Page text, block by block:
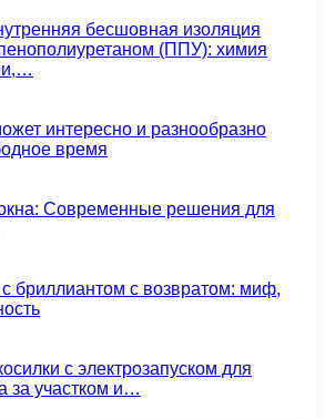
бесшовная изоляция
(ППУ): химия
интересно и разнообразно
время
Современные решения для
с бриллиантом с возвратом: миф,
с электрозапуском для
за участком и…